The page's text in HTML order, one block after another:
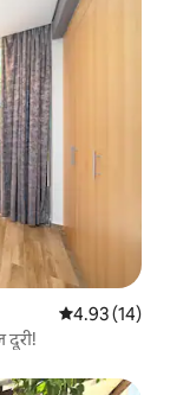
औसत रेटिंग 5 में
4.93 (14)